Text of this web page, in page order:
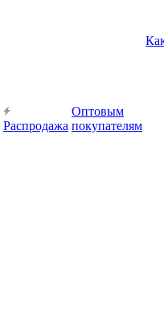
Распродажа
Оптовым
покупателям